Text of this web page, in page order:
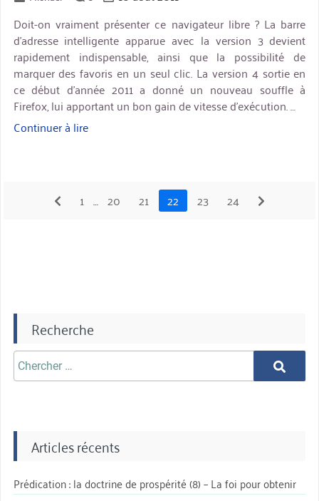
Doit-on vraiment présenter ce navigateur libre ? La barre
d’adresse intelligente apparue avec la version 3 devient
rapidement indispensable, ainsi que la possibilité de
marquer des favoris en un seul clic. La version 4 sortie en
ce début d’année 2011 a donné un nouveau souffle à
Firefox, lui apportant un bon gain de vitesse d’exécution. …
Continuer à lire« Mozilla
préc1 … 20 21 22 23 24
Recherche
Chercher
aprè:
Chercher
Articles récents
Prédication : la doctrine de prospérité (8) – La foi pour obtenir